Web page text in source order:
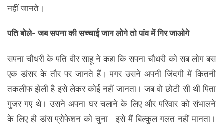
नहीं जानते।
पति बोले- जब सपना की सच्‍चाई जान लोगे तो पांव में गिर जाओगे
सपना चौधरी के पति वीर साहू ने कहा कि सपना चौधरी को सब लोग बस
एक डांसर के तौर पर जानते हैं। मगर उसने अपनी जिंदगी में कितनी
तकलीफ झेली है इसे लेकर कोई नहीं जानता। जब वो छोटी सी थी पिता
गुजर गए थे। उसने अपना घर चलाने के लिए और परिवार को संभालने
के लिए ही डांस प्रोफेशन को चुना। इसे मैं बिल्‍कुल गलत नहीं मानता।